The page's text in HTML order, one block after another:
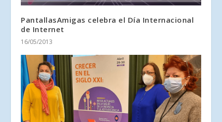
PantallasAmigas celebra el Día Internacional
de Internet
16/05/2013